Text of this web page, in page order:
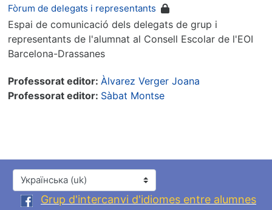
Fòrum de delegats i representants
Espai de comunicació dels delegats de grup i
representants de l'alumnat al Consell Escolar de l'EOI
Barcelona-Drassanes
Professorat editor: Àlvarez Verger Joana
Professorat editor: Sàbat Montse
Мова інтерфейсу
Grup d'intercanvi d'idiomes entre alumnes